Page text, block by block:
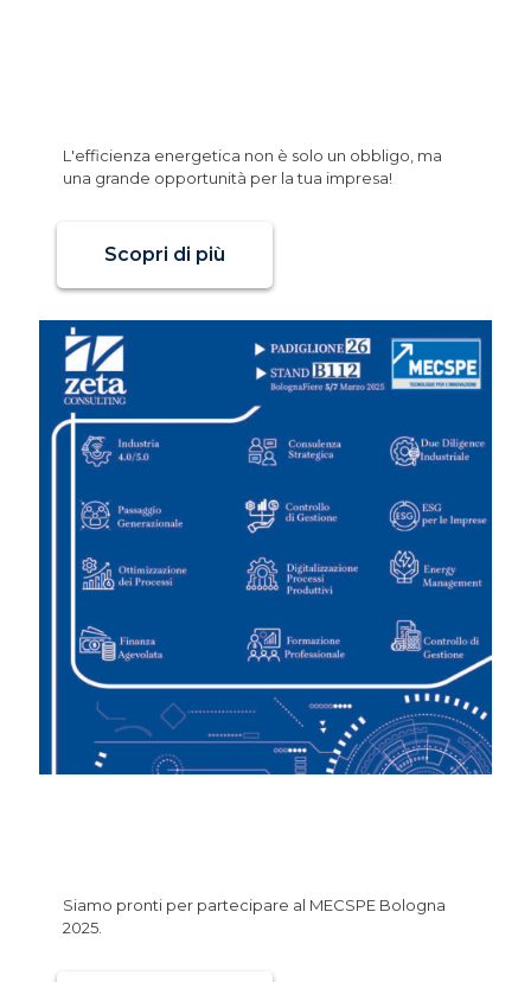
L'efficienza energetica non è solo un obbligo, ma
una grande opportunità per la tua impresa!
Scopri di più
Siamo pronti per partecipare al MECSPE Bologna
2025.